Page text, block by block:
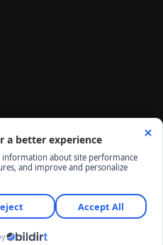
Bilişim Muhabirleri Derneği üyesidir.